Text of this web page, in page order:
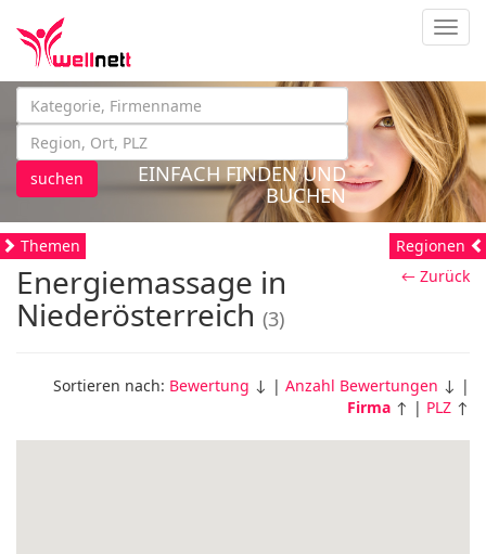
suchen
EINFACH FINDEN UND
BUCHEN
Themen
← Zurück
Energiemassage in
Niederösterreich (3)
Sortieren nach: Bewertung ↓ | Anzahl Bewertungen ↓ |
Firma ↑ | PLZ ↑
Regionen